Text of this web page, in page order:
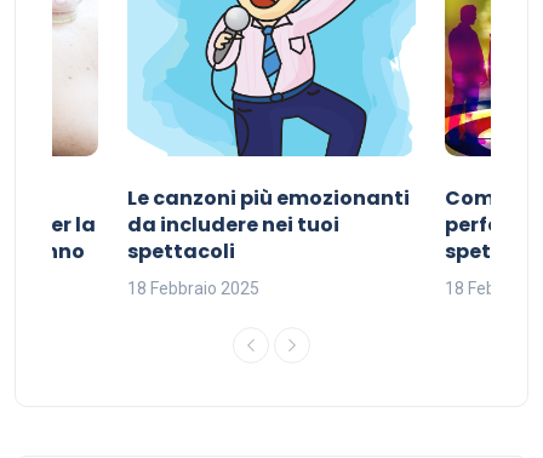
per la
sonno
Le canzoni più emozionanti
da includere nei tuoi
spettacoli
18 Febbraio 2025
Come
perfetta
18 Febbraio